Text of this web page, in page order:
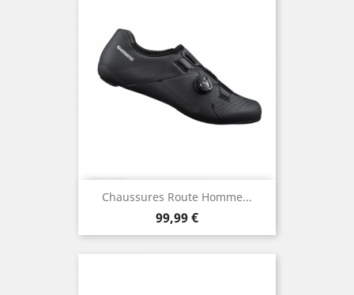
Chaussures Route Homme...
Prix
99,99 €